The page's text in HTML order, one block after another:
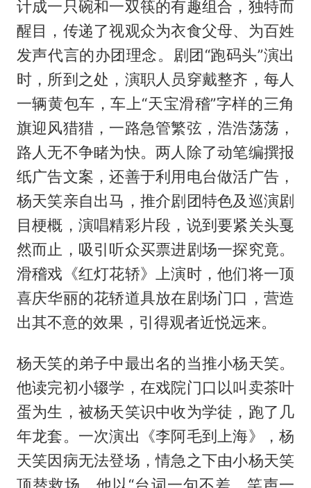
计成一只碗和一双筷的有趣组合，独特而
醒目，传递了视观众为衣食父母、为百姓
发声代言的办团理念。剧团“跑码头”演出
时，所到之处，演职人员穿戴整齐，每人
一辆黄包车，车上“天宝滑稽”字样的三角
旗迎风猎猎，一路急管繁弦，浩浩荡荡，
路人无不争睹为快。两人除了动笔编撰报
纸广告文案，还善于利用电台做活广告，
杨天笑亲自出马，推介剧团特色及巡演剧
目梗概，演唱精彩片段，说到要紧关头戛
然而止，吸引听众买票进剧场一探究竟。
滑稽戏《红灯花轿》上演时，他们将一顶
喜庆华丽的花轿道具放在剧场门口，营造
出其不意的效果，引得观者近悦远来。
杨天笑的弟子中最出名的当推小杨天笑。
他读完初小辍学，在戏院门口以叫卖茶叶
蛋为生，被杨天笑识中收为学徒，跑了几
年龙套。一次演出《李阿毛到上海》，杨
天笑因病无法登场，情急之下由小杨天笑